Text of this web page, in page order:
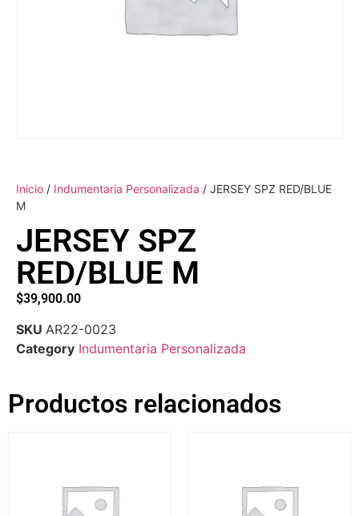
Inicio / Indumentaria Personalizada / JERSEY SPZ RED/BLUE
M
JERSEY SPZ
RED/BLUE M
$39,900.00
SKU AR22-0023
Category Indumentaria Personalizada
Productos relacionados